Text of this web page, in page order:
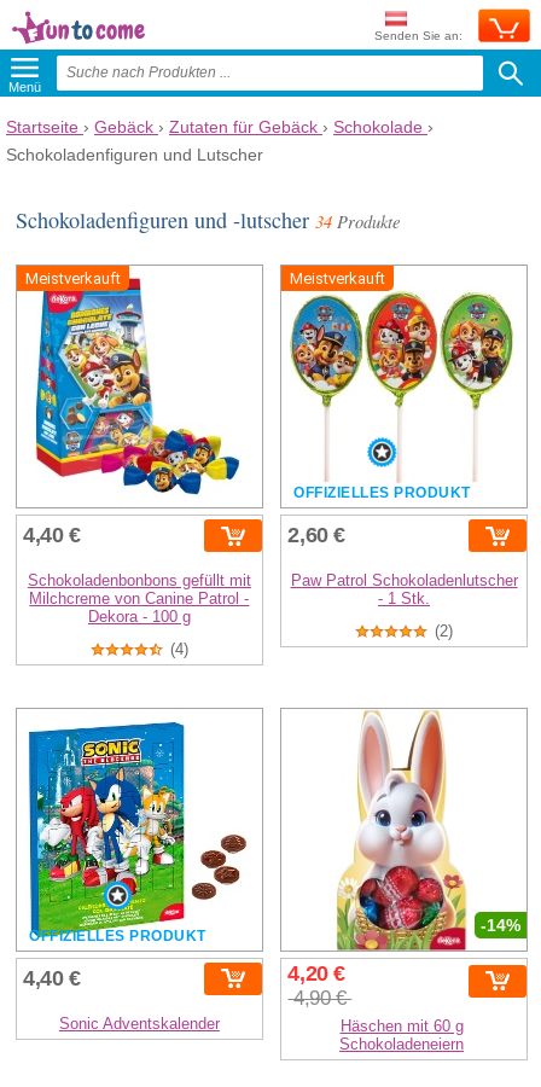
Senden Sie an:
Menü
Startseite › Gebäck › Zutaten für Gebäck › Schokolade ›
Schokoladenfiguren und Lutscher
Schokoladenfiguren und -lutscher34 Produkte
Meistverkauft
4,40 €
Schokoladenbonbons gefüllt mit
Milchcreme von Canine Patrol -
Dekora - 100 g
(4)
Meistverkauft
OFFIZIELLES PRODUKT
2,60 €
Paw Patrol Schokoladenlutscher
- 1 Stk.
(2)
OFFIZIELLES PRODUKT
4,40 €
Sonic Adventskalender
-14%
4,20 €
4,90 €
Häschen mit 60 g
Schokoladeneiern